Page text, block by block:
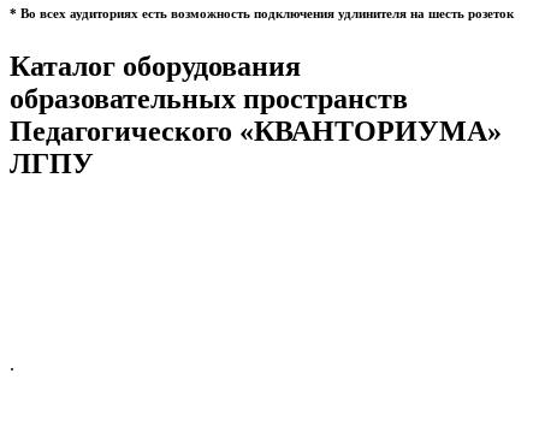
* Во всех аудиториях есть возможность подключения удлинителя на шесть розеток
Каталог оборудования
образовательных пространств
Педагогического «КВАНТОРИУМА»
ЛГПУ
.